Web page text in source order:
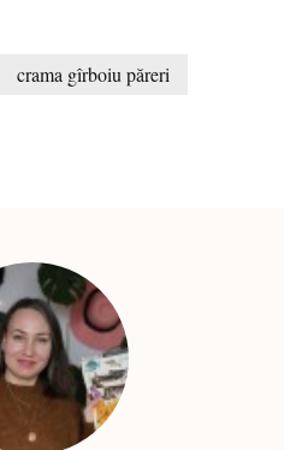
crama gîrboiu păreri